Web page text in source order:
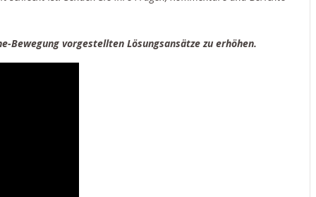
Bewegung vorgestellten Lösungsansätze zu erhöhen.